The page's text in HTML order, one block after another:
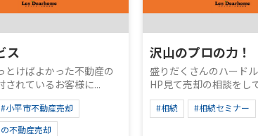
ス
とけばよかった不動産の
されているお客様に...
#小平市不動産売却
不動産売却
沢山のプロの力！
盛りだくさんのハード
HP見て売却の相談をし
#相続 #相続セミナー